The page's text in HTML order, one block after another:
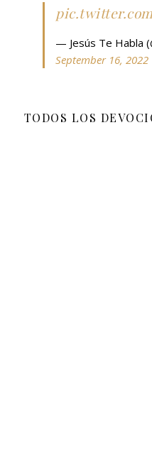
— Jesús Te Habla
September 16, 2022
TODOS LOS